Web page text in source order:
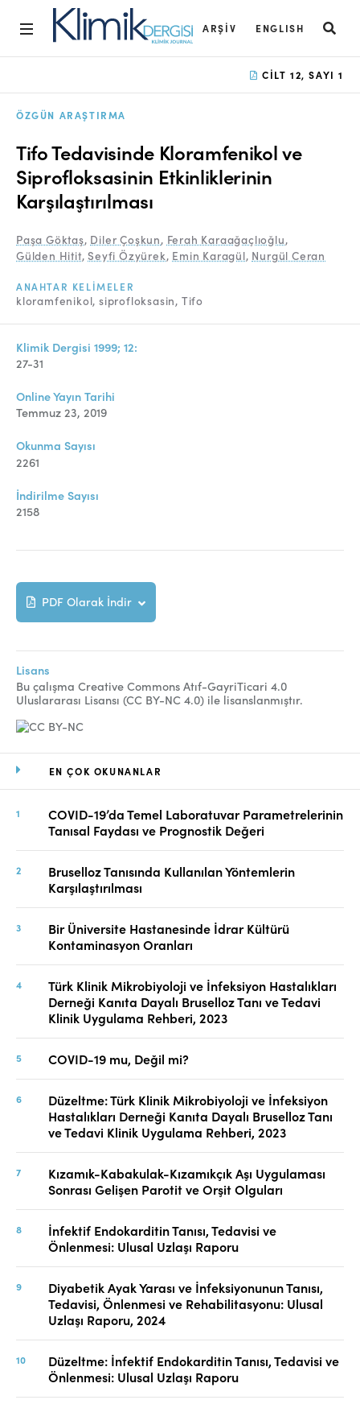
ARŞIV ENGLISH
Arşiv
Açık Erişim İlkesi
Yayın Kurulu
Etik İlkeler
Editoryal Süreç
Danışmanlık Süreci
Online Makale Gönderimi
Dizinler
İletişim
EN ÇOK OKUNANLAR
COVID-19’da Temel Laboratuvar Parametrelerinin
Tanısal Faydası ve Prognostik Değeri
Bruselloz Tanısında Kullanılan Yöntemlerin
Karşılaştırılması
Bir Üniversite Hastanesinde İdrar Kültürü
Kontaminasyon Oranları
Türk Klinik Mikrobiyoloji ve İnfeksiyon Hastalıkları
Derneği Kanıta Dayalı Bruselloz Tanı ve Tedavi
Klinik Uygulama Rehberi, 2023
COVID-19 mu, Değil mi?
Düzeltme: Türk Klinik Mikrobiyoloji ve İnfeksiyon
Hastalıkları Derneği Kanıta Dayalı Bruselloz Tanı
ve Tedavi Klinik Uygulama Rehberi, 2023
Kızamık-Kabakulak-Kızamıkçık Aşı Uygulaması
Sonrası Gelişen Parotit ve Orşit Olguları
İnfektif Endokarditin Tanısı, Tedavisi ve
Önlenmesi: Ulusal Uzlaşı Raporu
Diyabetik Ayak Yarası ve İnfeksiyonunun Tanısı,
Tedavisi, Önlenmesi ve Rehabilitasyonu: Ulusal
Uzlaşı Raporu, 2024
Düzeltme: İnfektif Endokarditin Tanısı, Tedavisi ve
Önlenmesi: Ulusal Uzlaşı Raporu
CILT 12, SAYI 1
ÖZGÜN ARAŞTIRMA
Tifo Tedavisinde Kloramfenikol ve
Siprofloksasinin Etkinliklerinin
Karşılaştırılması
Paşa Göktaş, Diler Çoşkun, Ferah Karaağaçlıoğlu,
Gülden Hitit,Seyfi Özyürek, Emin Karagül, Nurgül Ceran
ANAHTAR KELIMELER
kloramfenikol siprofloksasin Tifo
Klimik Dergisi 1999; 12:
27-31
Online Yayın Tarihi
Temmuz 23, 2019
Okunma Sayısı
2261
İndirilme Sayısı
2158
PDF Olarak İndir
Lisans
Bu çalışma Creative Commons Atıf-GayriTicari 4.0
Uluslararası Lisansı (CC BY-NC 4.0) ile lisanslanmıştır.